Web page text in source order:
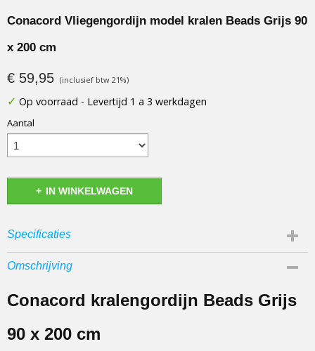
Conacord Vliegengordijn model kralen Beads Grijs 90
x 200 cm
€ 59,95 (inclusief btw 21%)
✓ Op voorraad - Levertijd 1 a 3 werkdagen
Aantal
IN WINKELWAGEN
Specificaties
Afmetingen (l,b,h)
Soort vliegengordijn
Gebruik
Omschrijving
Conacord kralengordijn Beads Grijs
90 x 200 cm